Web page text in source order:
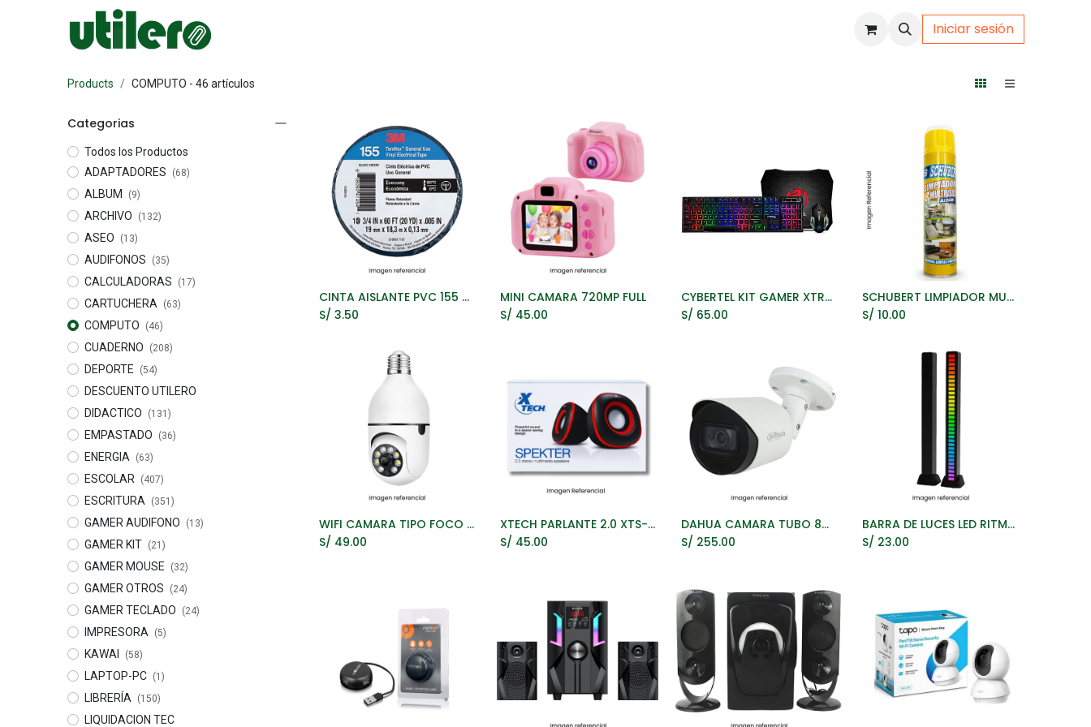
Iniciar sesión
Products COMPUTO - 46 artículos
Categorias
Todos los Productos
ADAPTADORES
(68)
ALBUM (9)
ARCHIVO (132)
ASEO (13)
AUDIFONOS (35)
CALCULADORAS (17)
CARTUCHERA (63)
COMPUTO (46)
CUADERNO (208)
DEPORTE (54)
DESCUENTO UTILERO
DIDACTICO
(131)
EMPASTADO (36)
ENERGIA (63)
ESCOLAR (407)
ESCRITURA (351)
GAMER AUDIFONO (13)
GAMER KIT (21)
GAMER MOUSE (32)
GAMER OTROS (24)
GAMER TECLADO (24)
IMPRESORA (5)
KAWAI (58)
LAPTOP-PC (1)
LIBRERÍA (150)
LIQUIDACION TEC
Añadir al Carrito
CINTA AISLANTE PVC 155 NEGRO 18M
S/ 3.50
Añadir al Carrito
MINI CAMARA 720MP FULL
S/ 45.00
Añadir al Carrito
CYBERTEL KIT GAMER XTREME CYB GT1800 TECLADO RAINBOW + MOUSE LED + PAD MOUSE
S/ 65.00
Añadir al Carrito
SCHUBERT LIMPIADOR MULTIUSOS ALL CLEAN 650ML
S/10.00
Añadir al Carrito
WIFI CAMARA TIPO FOCO 360 GRADOS 2.4G / 5G
S/ 49.00
Añadir al Carrito
XTECH PARLANTE 2.0 XTS-115 ROJO 6W
S/ 45.00
Añadir al Carrito
DAHUA CAMARA TUBO 8MP HAC-HFW1801T-A 30MTS
S/ 255.00
Añadir al Carrito
BARRA DE LUCES LED RITMICA RGB RECARGABLE
S/ 23.00